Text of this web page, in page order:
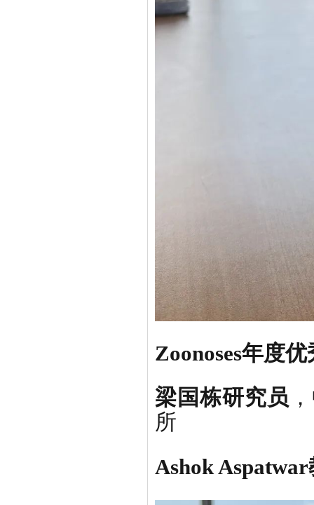
Zoonoses年度
梁国栋研究员
所
Ashok